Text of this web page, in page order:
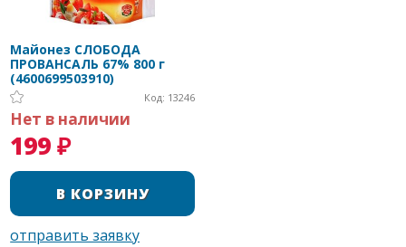
Майонез СЛОБОДА
ПРОВАНСАЛЬ 67% 800 г
(4600699503910)
Код: 13246
Нет в наличии
199 ₽